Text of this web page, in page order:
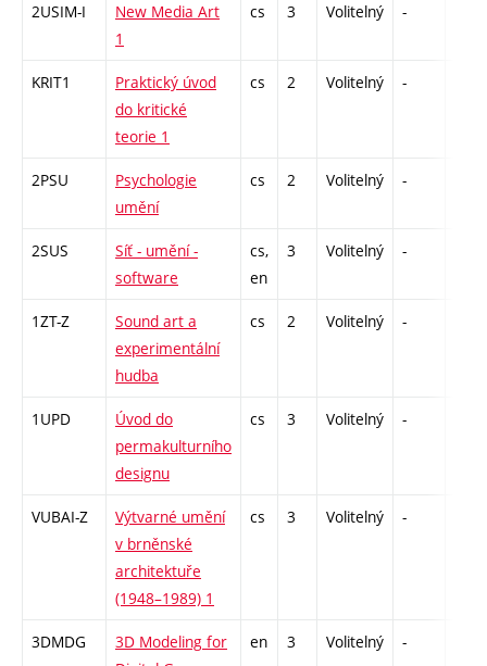
2USIM-I
New Media Art
1
cs 3 Volitelný -
KRIT1
Praktický úvod
do kritické
teorie 1
cs 2 Volitelný -
2PSU
Psychologie
umění
cs 2 Volitelný -
2SUS
Síť - umění -
software
cs,
en
3 Volitelný -
1ZT-Z
Sound art a
experimentální
hudba
cs 2 Volitelný -
1UPD
Úvod do
permakulturního
designu
cs 3 Volitelný -
VUBAI-Z
Výtvarné umění
v brněnské
architektuře
(1948–1989) 1
cs 3 Volitelný -
3DMDG
3D Modeling for
en 3 Volitelný -